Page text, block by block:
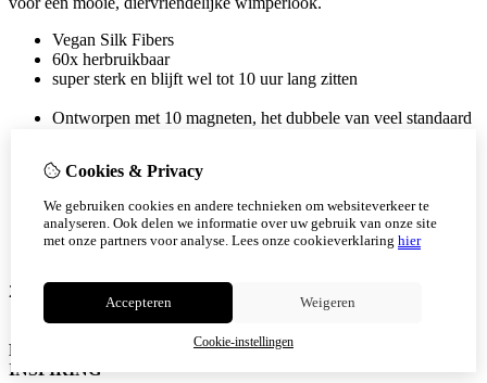
Vegan Silk Fibers
60x herbruikbaar
super sterk en blijft wel tot 10 uur lang zitten
Ontworpen met 10 magneten, het dubbele van veel standaard
Trimbaar en vormbaar voor een comfortabele, aanpasbare
pasvorm die geschikt is voor elke oogvorm en -maat.
Inclusief 10 mini-magneetankers waarmee je je natuurlijke
wimpers kunt vastklemmen voor een langdurige fixatie
zonder het risico van uitglijden.
2 soorten verkrijgbaar:
Foto 1: ENCOURAGING Foto 2:
INSPIRING
Cookies & Privacy
We gebruiken cookies en andere technieken om websiteverkeer te
analyseren. Ook delen we informatie over uw gebruik van onze site
met onze partners voor analyse. Lees onze cookieverklaring hier
Accepteren Weigeren
Cookie-instellingen